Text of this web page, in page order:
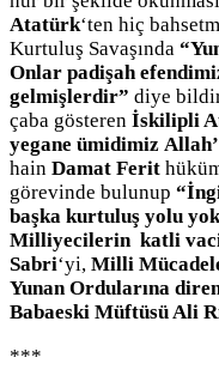
Atatürk‘ten hiç
Kurtuluş Savaşında
Onlar padişah
gelmişlerdir” diye
çaba gösteren İskilipli
yegane ümidimiz
hain Damat Ferit
görevinde bulunup
başka kurtuluş yolu
Milliyecilerin katli
Sabri‘yi, Milli
Yunan Ordularına
Babaeski Müftüsü Ali
***